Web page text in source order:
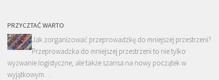
PRZYCZTAĆ WARTO
Jak zorganizować przeprowadzkę do mniejszej przestrzeni?
Przeprowadzka do mniejszej przestrzeni to nie tylko
wyzwanie logistyczne, ale także szansa na nowy początek w
wyjątkowym …